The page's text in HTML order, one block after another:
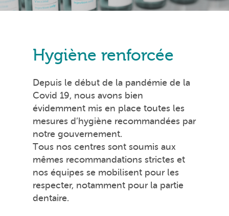
Hygiène renforcée
Depuis le début de la pandémie de la
Covid 19, nous avons bien
évidemment mis en place toutes les
mesures d’hygiène recommandées par
notre gouvernement.
Tous nos centres sont soumis aux
mêmes recommandations strictes et
nos équipes se mobilisent pour les
respecter, notamment pour la partie
dentaire.